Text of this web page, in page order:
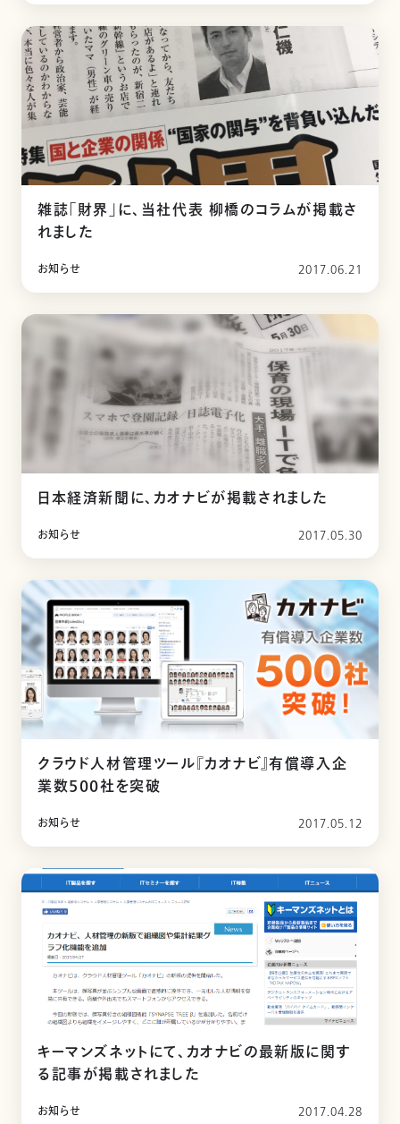
雑誌「財界」に、当社代表 柳橋のコラムが掲載さ
れました
お知らせ 2017.06.21
日本経済新聞に、カオナビが掲載されました
お知らせ 2017.05.30
クラウド人材管理ツール『カオナビ』有償導入企
業数500社を突破
お知らせ 2017.05.12
キーマンズネットにて、カオナビの最新版に関す
る記事が掲載されました
お知らせ 2017.04.28